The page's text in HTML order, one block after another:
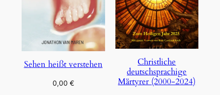
Sehen heißt verstehen
0,00 €
Christliche
deutschsprachige
Märtyrer (2000-2024)